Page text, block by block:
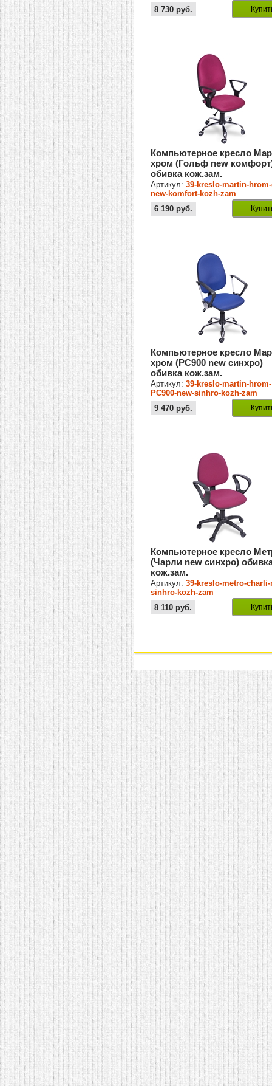
8 730 руб.
Компьютерное кресло
хром (Гольф new
обивка кож.зам.
Артикул:39-kreslo-martin-
new-komfort-kozh-zam
6 190 руб.
Компьютерное кресло
хром (PC900 new синхро)
обивка кож.зам.
Артикул:39-kreslo-martin-hrom-
PC900-new-sinhro-kozh-zam
9 470 руб.
Компьютерное кресло
(Чарли new синхро)
кож.зам.
Артикул:39-kreslo-metro-charli-
sinhro-kozh-zam
8 110 руб.